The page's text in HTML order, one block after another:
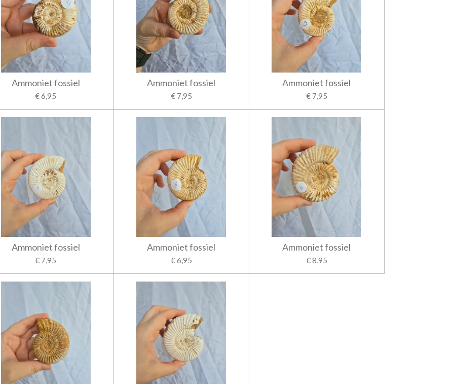
Ammoniet fossiel
€ 6,95
Ammoniet fossiel
€ 7,95
Ammoniet fossiel
€ 7,95
Ammoniet fossiel
€ 7,95
Ammoniet fossiel
€ 6,95
Ammoniet fossiel
€ 8,95